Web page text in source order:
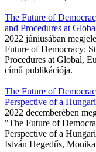
The Future of
and Procedures at
2022 júniusában
Future of Democracy:
Procedures at Global,
című publikációja.
The Future of
Perspective of a
2022 decemberében
"The Future of
Perspective of a
István Hegedűs,